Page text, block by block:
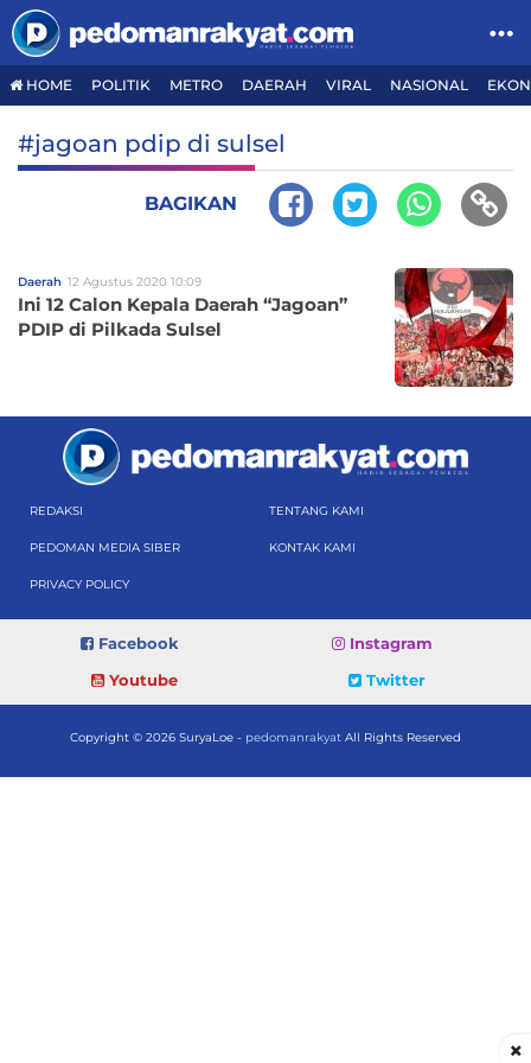
HOME POLITIK METRO DAERAH VIRAL NASIONAL
#jagoan pdip di sulsel
BAGIKAN
Daerah 12 Agustus 2020 10:09
Ini 12 Calon Kepala Daerah “Jagoan”
PDIP di Pilkada Sulsel
REDAKSI TENTANG KAMI
PEDOMAN MEDIA SIBER KONTAK KAMI
PRIVACY POLICY
Facebook
Instagram
Youtube
Twitter
Copyright © 2026 SuryaLoe - pedomanrakyat All Rights Reserved
×